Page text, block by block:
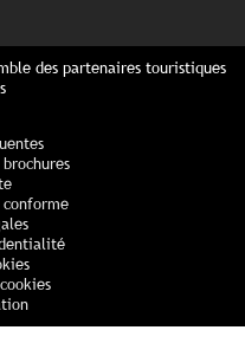
des partenaires touristiques